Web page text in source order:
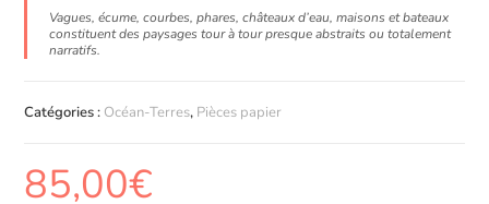
Vagues, écume, courbes, phares, châteaux d’eau, maisons et bateaux
constituent des paysages tour à tour presque abstraits ou totalement
narratifs.
Catégories : Océan-Terres, Pièces papier
85,00€